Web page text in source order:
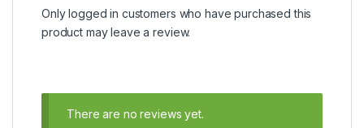
Only logged in customers who have purchased this
product may leave a review.
There are no reviews yet.